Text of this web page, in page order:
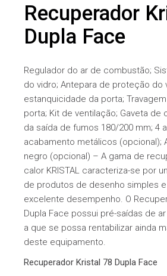
Recuperador
Dupla Face
Regulador do ar de combustão;
do vidro; Antepara de proteção do
estanquicidade da porta;
porta; Kit de ventilação; Gaveta de
da saída de fumos 180/200 mm; 4
acabamento metálicos (opcional);
negro (opcional) – A gama de
calor KRISTAL caracteriza-se por
de produtos de desenho simples
excelente desempenho. O
Dupla Face possui pré-saídas de
a que se possa rentabilizar ainda
deste equipamento.
Recuperador Kristal 78 Dupla Face